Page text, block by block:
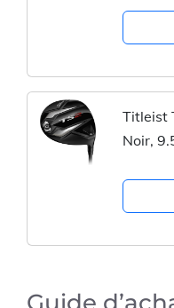
Titleist
Noir,